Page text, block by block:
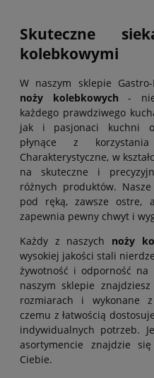
Skuteczne
kolebkowymi
W naszym sklepie
noży kolebkowych -
każdego prawdziwego
jak i pasjonaci kuchni
płynące z
Charakterystyczne, w
na skuteczne i
różnych produktów. Nasze
pod ręką, zawsze ostre,
zapewnia pewny chwyt i
Każdy z naszych noży
wysokiej jakości stali
żywotność i odporność na
naszym sklepie znajdziesz
rozmiarach i wykonane
czemu z łatwością
indywidualnych potrzeb.
asortymencie znajdzie
Ciebie.